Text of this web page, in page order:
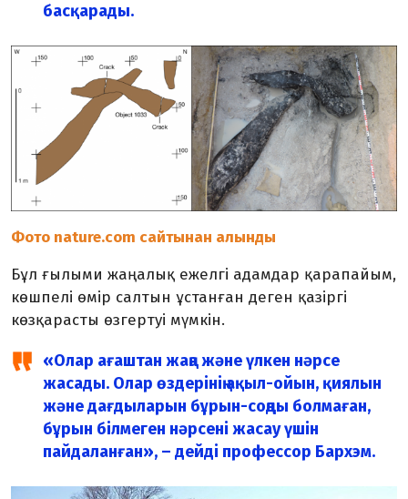
басқарады.
Фото nature.com сайтынан алынды
Бұл ғылыми жаңалық ежелгі адамдар қарапайым,
көшпелі өмір салтын ұстанған деген қазіргі
көзқарасты өзгертуі мүмкін.
«Олар ағаштан жаңа және үлкен нәрсе
жасады. Олар өздерінің ақыл-ойын, қиялын
және дағдыларын бұрын-соңды болмаған,
бұрын білмеген нәрсені жасау үшін
пайдаланған», – дейді профессор Бархэм.